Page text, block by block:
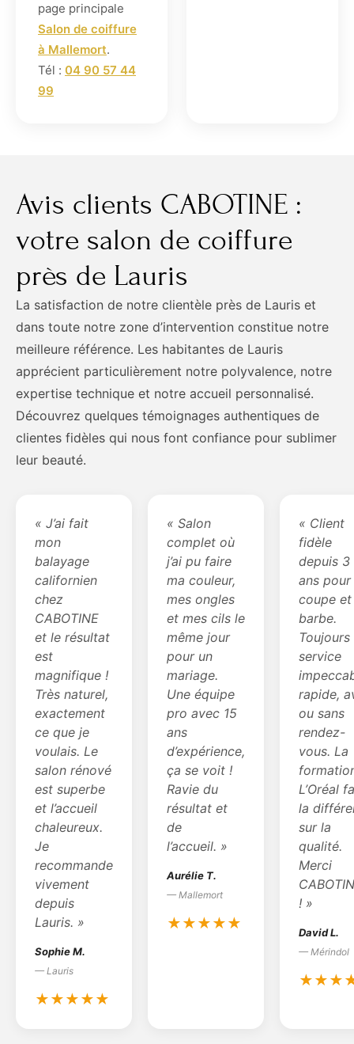
page principale
Salon de coiffure
à Mallemort.
Tél : 04 90 57 44
99
Avis clients CABOTINE :
votre salon de coiffure
près de Lauris
La satisfaction de notre clientèle près de Lauris et
dans toute notre zone d’intervention constitue notre
meilleure référence. Les habitantes de Lauris
apprécient particulièrement notre polyvalence, notre
expertise technique et notre accueil personnalisé.
Découvrez quelques témoignages authentiques de
clientes fidèles qui nous font confiance pour sublimer
leur beauté.
« J’ai fait
mon
balayage
californien
chez
CABOTINE
et le résultat
est
magnifique !
Très naturel,
exactement
ce que je
voulais. Le
salon rénové
est superbe
et l’accueil
chaleureux.
Je
recommande
vivement
depuis
Lauris. »
Sophie M.
— Lauris
★★★★★
« Salon
complet où
j’ai pu faire
ma couleur,
mes ongles
et mes cils le
même jour
pour un
mariage.
Une équipe
pro avec 15
ans
d’expérience,
ça se voit !
Ravie du
résultat et
de
l’accueil. »
Aurélie T.
— Mallemort
★★★★★
« Client
fidèle
depuis 3
ans pour
coupe et
barbe.
Toujours
service
rapide,
ou sans
rendez-
vous. La
L’Oréal
la
sur la
qualité.
Merci
! »
David L.
— Mérindol